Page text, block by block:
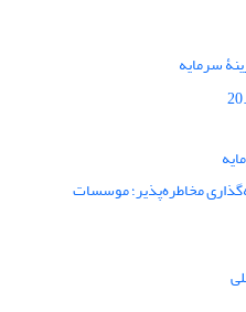
سرمایه
مخاطره‌پذیر؛ موسسات